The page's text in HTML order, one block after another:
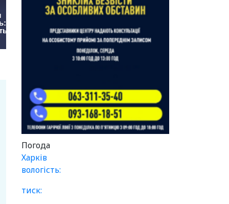
Погода
Харків
вологість:
тиск: